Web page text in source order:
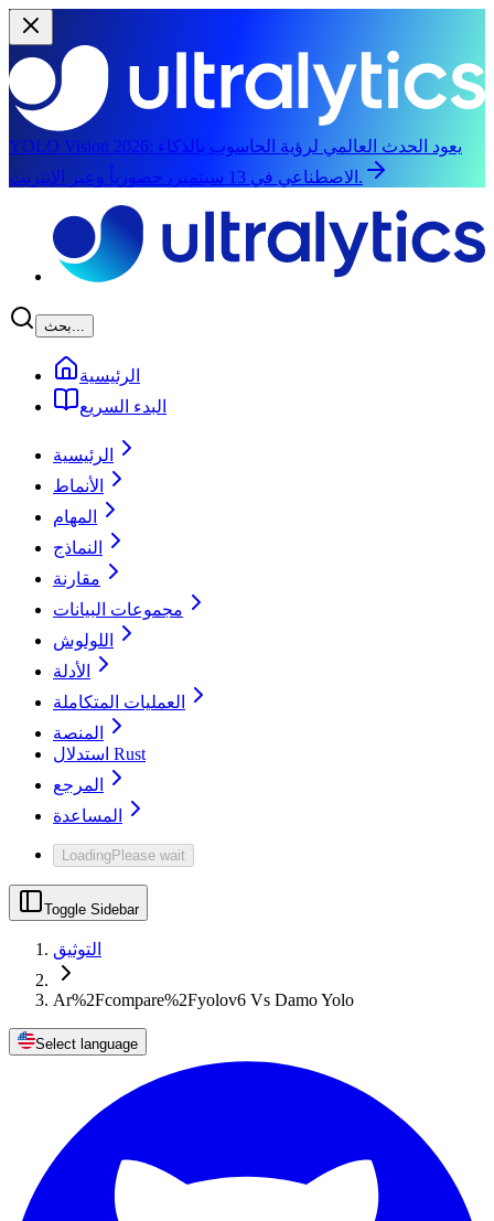
YOLO Vision 2026: يعود الحدث العالمي لرؤية الحاسوب بالذكاء
الاصطناعي في 13 سبتمبر، حضورياً وعبر الإنترنت.
بحث...
الرئيسية
البدء السريع
الرئيسية
الأنماط
المهام
النماذج
مقارنة
مجموعات البيانات
اللولوش
الأدلة
العمليات المتكاملة
المنصة
استدلال Rust
المرجع
المساعدة
LoadingPlease wait
Toggle Sidebar
التوثيق
Ar%2Fcompare%2Fyolov6 Vs Damo Yolo
Select language